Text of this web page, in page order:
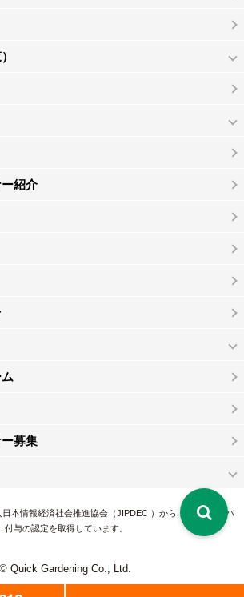
紹介
募集
本情報経済社会推進協会（JIPDEC ）から 、「 プライバ
付与の認定を取得しています。
© Quick Gardening Co., Ltd.